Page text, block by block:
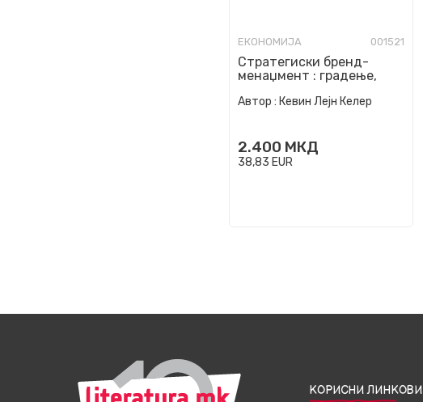
ЕКОНОМИЈА 001521
Стратегиски бренд-
менаџмент : градење,
капиталот на бр...
Автор : Кевин Лејн Келер
2.400 МКД
38,83 EUR
КОРИСНИ ЛИНКОВИ